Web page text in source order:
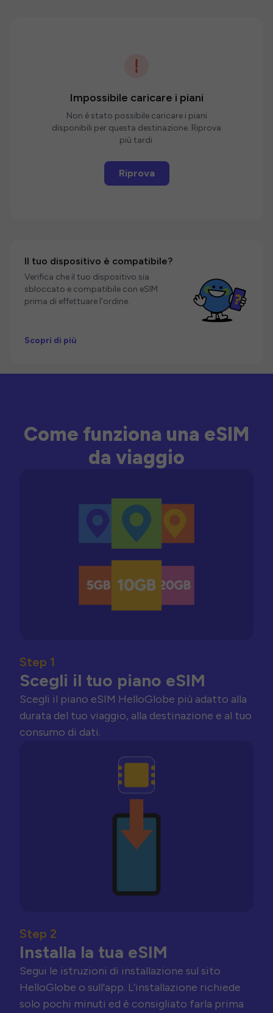
Impossibile caricare i piani
Non è stato possibile caricare i piani
disponibili per questa destinazione. Riprova
più tardi.
Riprova
Il tuo dispositivo è compatibile?
Verifica che il tuo dispositivo sia
sbloccato e compatibile con eSIM
prima di effettuare l'ordine.
Scopri di più
Come funziona una eSIM
da viaggio
Step 1
Scegli il tuo piano eSIM
Scegli il piano eSIM HelloGlobe più adatto alla
durata del tuo viaggio, alla destinazione e al tuo
consumo di dati.
Step 2
Installa la tua eSIM
Segui le istruzioni di installazione sul sito
HelloGlobe o sull’app. L’installazione richiede
solo pochi minuti ed è consigliato farla prima